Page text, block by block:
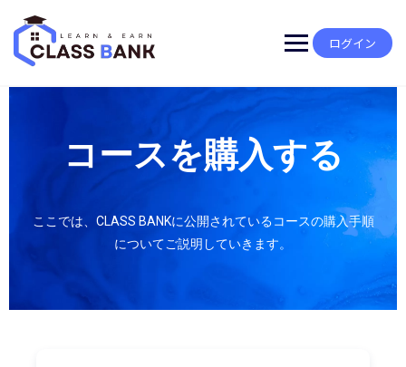
ログイン
コースを購入する
ここでは、CLASS BANKに公開されているコースの購入手順
についてご説明していきます。